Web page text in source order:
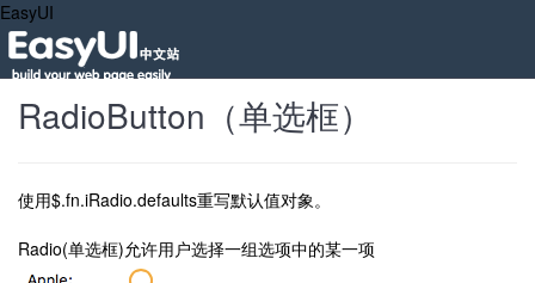
EasyUI
RadioButton（单选框）
使用$.fn.iRadio.defaults重写默认值对象。
Radio(单选框)允许用户选择一组选项中的某一项